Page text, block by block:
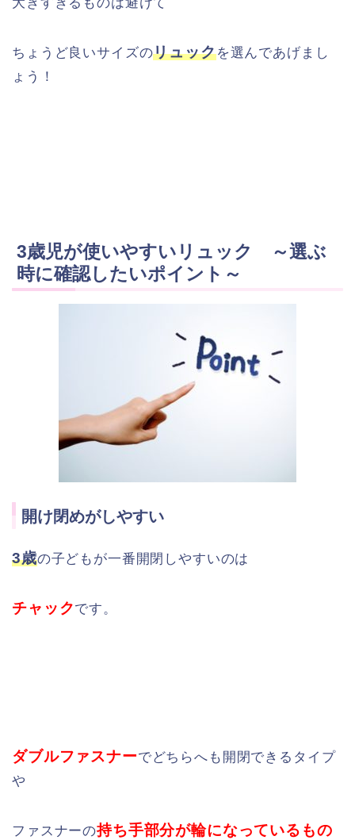
ちょうど良いサイズのリュックを選んであげまし
ょう！
3歳児が使いやすいリュック ～選ぶ
時に確認したいポイント～
開け閉めがしやすい
3歳の子どもが一番開閉しやすいのは
チャックです。
ダブルファスナーでどちらへも開閉できるタイプ
や
ファスナーの持ち手部分が輪になっているもの